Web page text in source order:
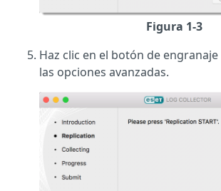
Figura 1-3
Haz clic en el botón de
las opciones avanzadas.